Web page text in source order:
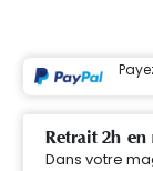
Retrait 2h
Dans votre